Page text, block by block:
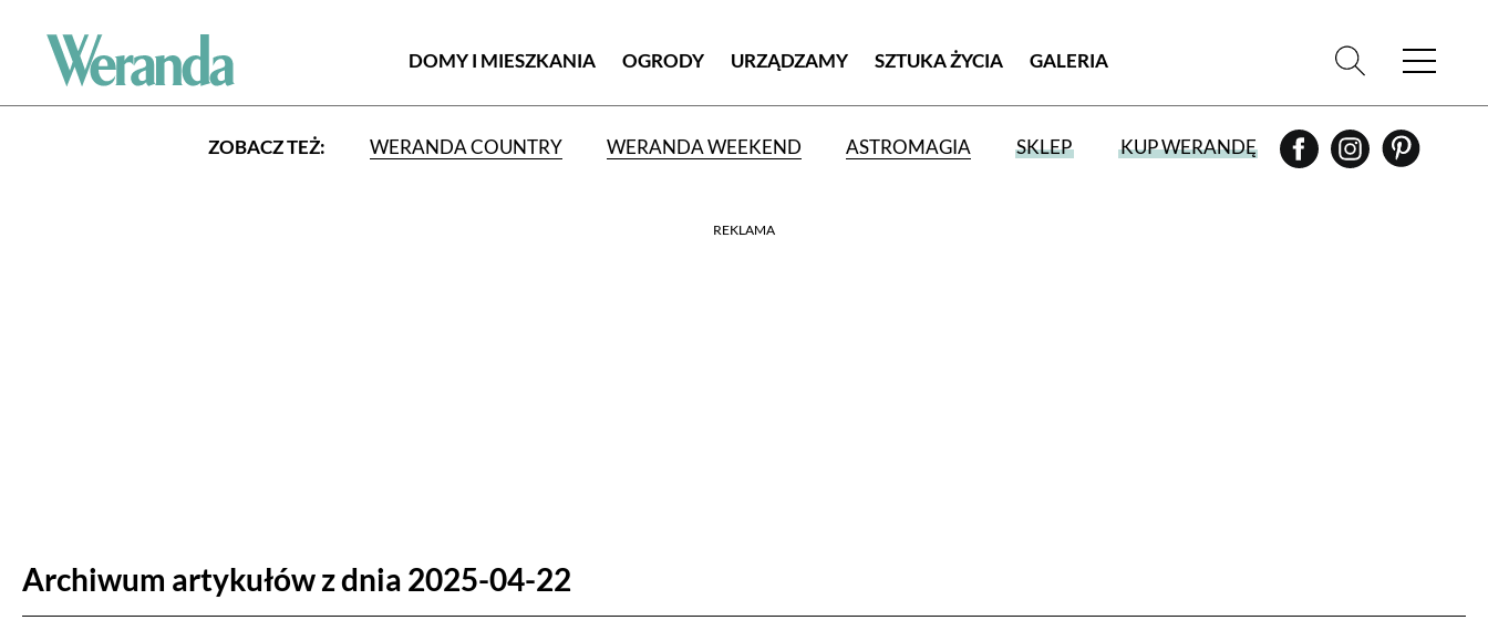
DOMY I MIESZKANIA OGRODY URZĄDZAMY SZTUKA ŻYCIA GALERIA
ZOBACZ TEŻ: WERANDA COUNTRY WERANDA WEEKEND ASTROMAGIA SKLEP KUP WERANDĘ
REKLAMA
Archiwum artykułów z dnia 2025-04-22